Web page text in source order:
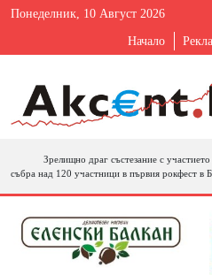
Понеделник, 10 Август 2026
Начало
Зрелищно драг състезание с
събра над 120 участници в първия рокфест в